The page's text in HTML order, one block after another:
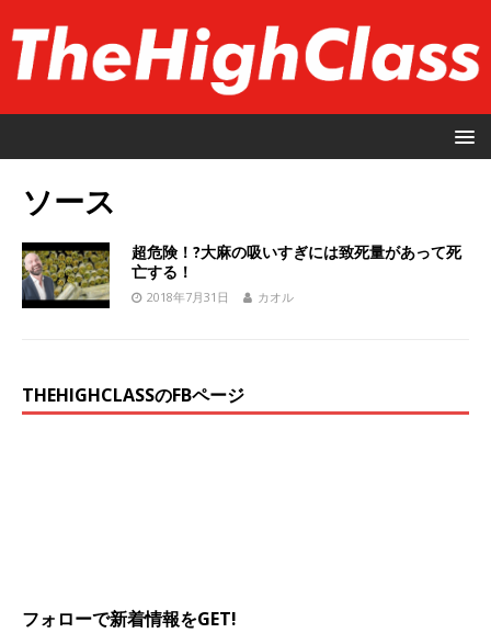
ソース
超危険！?大麻の吸いすぎには致死量があって死
亡する！
2018年7月31日 カオル
THEHIGHCLASSのFBページ
フォローで新着情報をGET!